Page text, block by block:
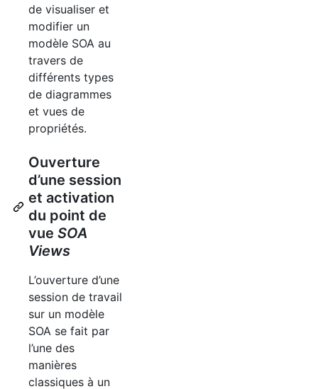
de visualiser et
modifier un
modèle SOA au
travers de
différents types
de diagrammes
et vues de
propriétés.
Ouverture
d’une session
et activation
du point de
vue SOA
Views
L’ouverture d’une
session de travail
sur un modèle
SOA se fait par
l’une des
manières
classiques à un